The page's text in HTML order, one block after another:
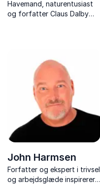
Havemand, naturentusiast
og forfatter Claus Dalby
fortællinger.
John Harmsen
Forfatter og ekspert i trivsel
og arbejdsglæde inspirerer